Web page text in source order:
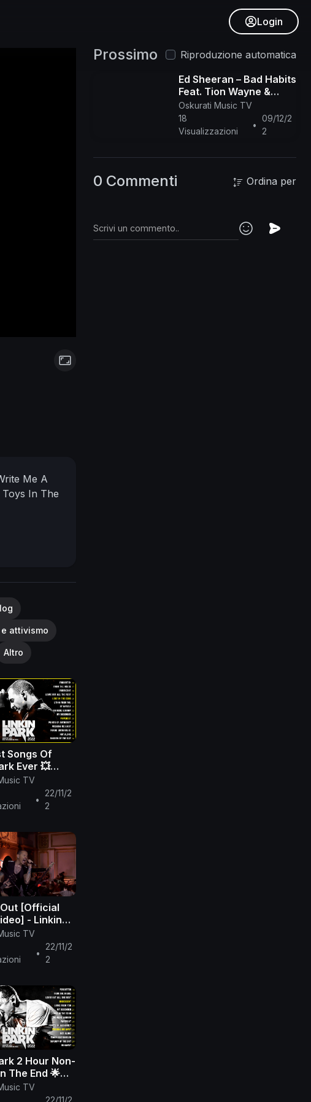
Login
Me A
In The
attivismo
Altro
Songs Of
Ever 💥
Full Album
TV
•
22/11/2
2
[Official
- Linkin
TV
•
22/11/2
2
2 Hour Non-
The End 🌟
Park
Full
TV
Prossimo
Riproduzione automatica
Ed Sheeran – Bad Habits
Feat. Tion Wayne &
Central Cee (Fumez The
Engineer Remix)
[Official Vide
Oskurati Music TV
18
Visualizzazioni
•
09/12/2
2
0 Commenti Ordina per